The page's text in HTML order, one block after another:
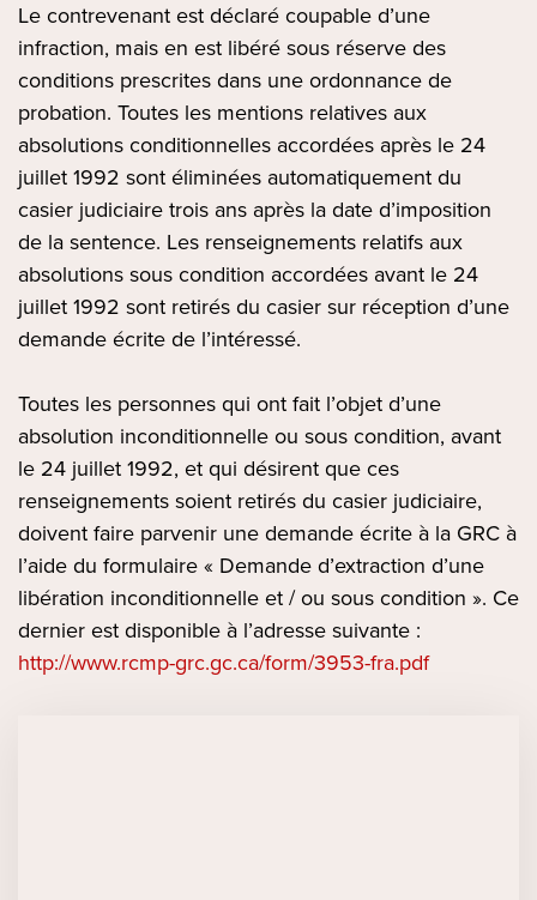
Le contrevenant est déclaré coupable d’une
infraction, mais en est libéré sous réserve des
conditions prescrites dans une ordonnance de
probation. Toutes les mentions relatives aux
absolutions conditionnelles accordées après le 24
juillet 1992 sont éliminées automatiquement du
casier judiciaire trois ans après la date d’imposition
de la sentence. Les renseignements relatifs aux
absolutions sous condition accordées avant le 24
juillet 1992 sont retirés du casier sur réception d’une
demande écrite de l’intéressé.
Toutes les personnes qui ont fait l’objet d’une
absolution inconditionnelle ou sous condition, avant
le 24 juillet 1992, et qui désirent que ces
renseignements soient retirés du casier judiciaire,
doivent faire parvenir une demande écrite à la GRC à
l’aide du formulaire « Demande d’extraction d’une
libération inconditionnelle et / ou sous condition ». Ce
dernier est disponible à l’adresse suivante :
http://www.rcmp-grc.gc.ca/form/3953-fra.pdf